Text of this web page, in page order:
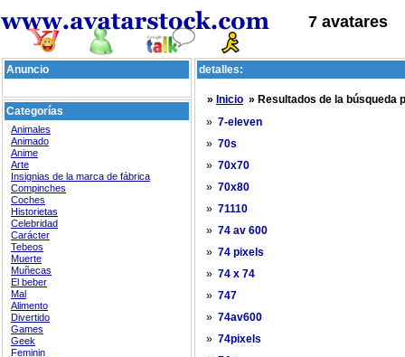
7 avatares
Anuncio
Categorías
Animales
Animado
Anime
Arte
Insignias de la marca de fábrica
Compinches
Coches
Historietas
Celebridad
Carácter
Tebeos
Muerte
Muñecas
El beber
Mal
Alimento
Divertido
Games
Geek
Feminin
detalles:
» Inicio » Resultados de la búsqueda
» 7-eleven
» 70s
» 70x70
» 70x80
» 71110
» 74 av 600
» 74 pixels
» 74 x 74
» 747
» 74av600
» 74pixels